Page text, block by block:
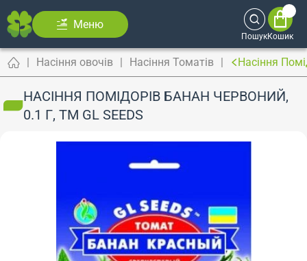
Меню
ПошукКошик
Насіння овочів Насіння Томатів Насіння
НАСІННЯ ПОМІДОРІВ БАНАН ЧЕРВОНИЙ,
0.1 Г, ТМ GL SEEDS